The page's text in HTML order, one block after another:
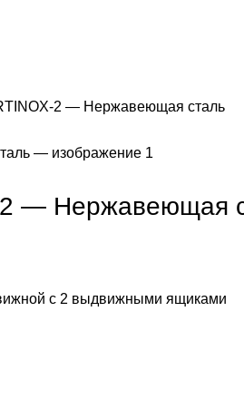
2 — Нержавеющая сталь
2 — Нержавеющая
с 2 выдвижными ящиками